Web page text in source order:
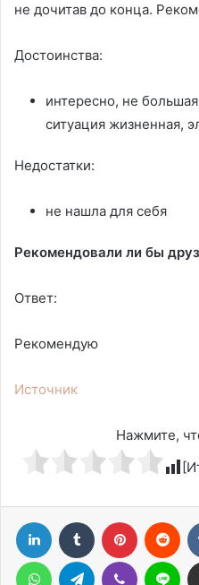
не дочитав до конца.
Достоинства:
интересно, не
ситуация жизненная,
Недостатки:
не нашла для себя
Рекомендовали ли бы
Ответ:
Рекомендую
Источник
Нажмите,
LinkedIn Tumblr Pinterest
WhatsAppTelegram Viber